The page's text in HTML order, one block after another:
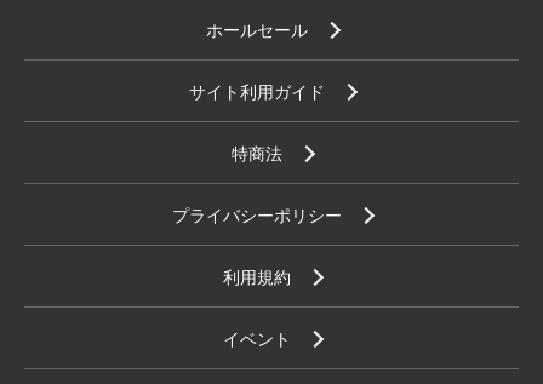
ホールセール
サイト利用ガイド
特商法
プライバシーポリシー
利用規約
イベント